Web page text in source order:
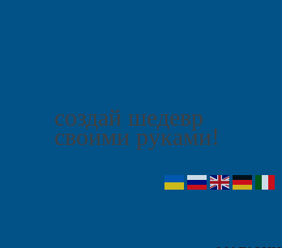
создай шедевр
своими руками!